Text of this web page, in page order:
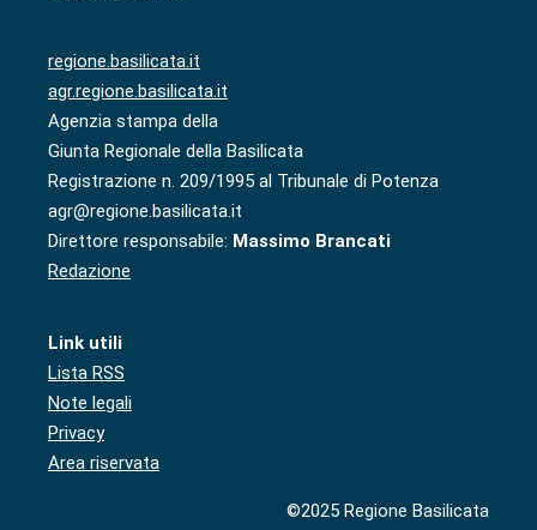
regione.basilicata.it
agr.regione.basilicata.it
Agenzia stampa della
Giunta Regionale della Basilicata
Registrazione n. 209/1995 al Tribunale di Potenza
agr@regione.basilicata.it
Direttore responsabile: Massimo Brancati
Redazione
Link utili
Lista RSS
Note legali
Privacy
Area riservata
©2025 Regione Basilicata